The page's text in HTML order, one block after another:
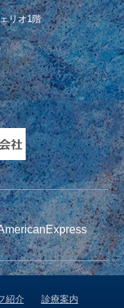
リオ1階
紹介 診療案内